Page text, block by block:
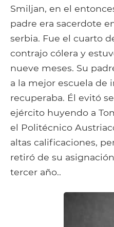
Smiljan, en el
padre era sacerdote
serbia. Fue el cuarto
contrajo cólera y
nueve meses. Su
a la mejor escuela de
recuperaba. Él evitó
ejército huyendo a
el Politécnico
altas calificaciones,
retiró de su
tercer año..